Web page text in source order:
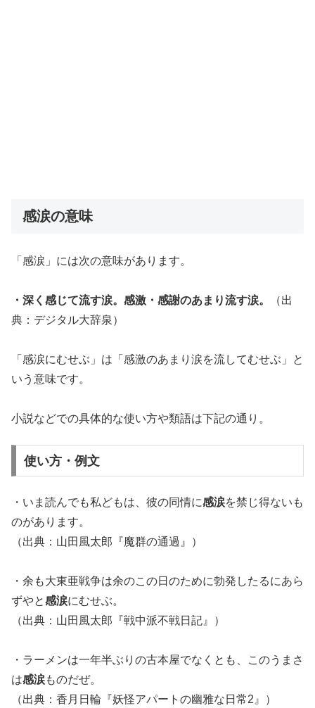
感涙の意味
「感涙」には次の意味があります。
・深く感じて流す涙。感激・感謝のあまり流す涙。
（出
典：デジタル大辞泉）
「感涙にむせぶ」は「感激のあまり涙を流してむせぶ」と
いう意味です。
小説などでの具体的な使い方や類語は下記の通り。
使い方・例文
・いま読んでも私どもは、彼の同情に感涙を禁じ得ないも
のがあります。
（出典：山田風太郎『魔群の通過』）
・余も大東亜戦争は余のこの日のために勃発したるにあら
ずやと感涙にむせぶ。
（出典：山田風太郎『戦中派不戦日記』）
・ラーメンは一年半ぶりの古本屋でなくとも、このうまさ
は感涙ものだぜ。
（出典：香月日輪『妖怪アパートの幽雅な日常2』）